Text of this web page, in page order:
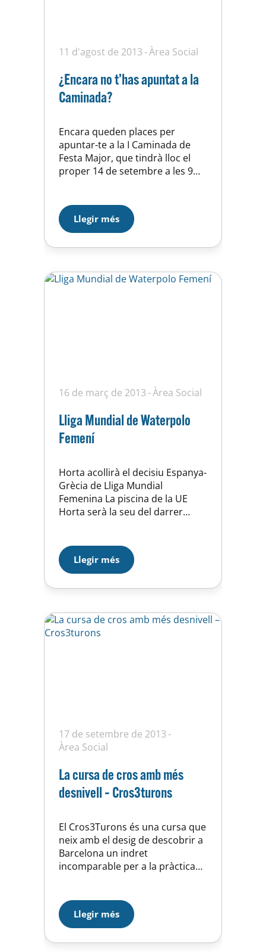
11 d'agost de 2013 Àrea Social
¿Encara no t’has apuntat a la
Caminada?
Encara queden places per
apuntar-te a la I Caminada de
Festa Major, que tindrà lloc el
proper 14 de setembre a les 9
La inscripció és totalment
gratuïta i està oberta als majors
de 8 anys (aquells que en
tingueu 14 o menys haureu…
Llegir més
16 de març de 2013 Àrea Social
Lliga Mundial de Waterpolo
Femení
Horta acollirà el decisiu Espanya-
Grècia de Lliga Mundial
Femenina La piscina de la UE
Horta serà la seu del darrer
enfrontarà a Espanya amb
Grècia. Les medallistes de plata a
Londres 2012 jugaran el proper
dissabte, 16 de març, a les 18
Llegir més
17 de setembre de 2013
Àrea Social
La cursa de cros amb més
desnivell – Cros3turons
El Cros3Turons és una cursa que
neix amb el desig de descobrir a
Barcelona un indret
incomparable per a la pràctica
iniciativa de l’Ajuntament de
Barcelona, Districte d’Horta –
Guinardó ha estat materialitzada
gràcies a la il·lusió i dedicació de
Llegir més